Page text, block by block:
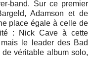
band. Sur ce premier
Adamson et de
place égale à celle de
: Nick Cave à cette
le leader des Bad
de véritable album solo,